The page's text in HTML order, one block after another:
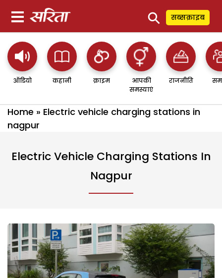
⚲ सब्सक्राइब
ऑडियो कहानी क्राइम
आपकी
समस्याएं
राजनीति
Home » Electric vehicle charging stations in
nagpur
Electric Vehicle Charging Stations In
Nagpur